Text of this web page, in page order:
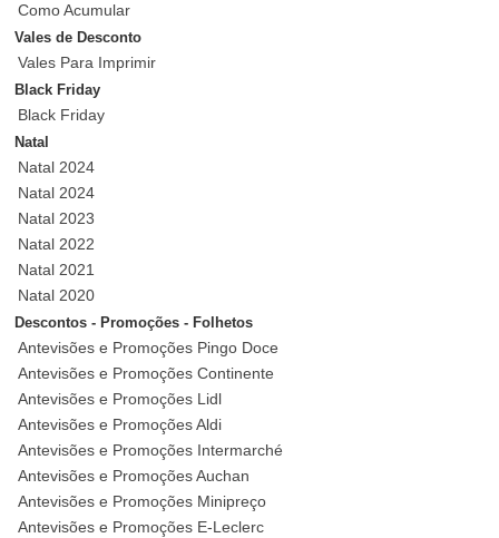
Como Acumular
Vales de Desconto
Vales Para Imprimir
Black Friday
Black Friday
Natal
Natal 2024
Natal 2024
Natal 2023
Natal 2022
Natal 2021
Natal 2020
Descontos - Promoções - Folhetos
Antevisões e Promoções Pingo Doce
Antevisões e Promoções Continente
Antevisões e Promoções Lidl
Antevisões e Promoções Aldi
Antevisões e Promoções Intermarché
Antevisões e Promoções Auchan
Antevisões e Promoções Minipreço
Antevisões e Promoções E-Leclerc